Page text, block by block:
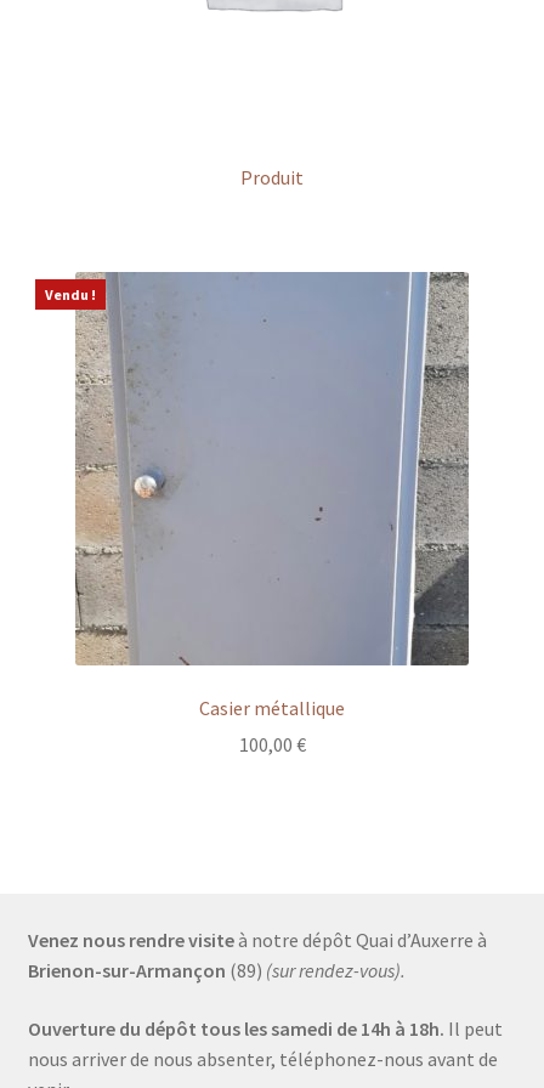
Produit
Vendu !
Casier métallique
100,00 €
Venez nous rendre visiteà notre dépôt Quai d’Auxerre à
Brienon-sur-Armançon (89) (sur rendez-vous).
Ouverture du dépôt tous les samedi de 14h à 18h. Il peut
nous arriver de nous absenter, téléphonez-nous avant de